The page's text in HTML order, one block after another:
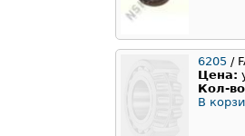
6205 /
Цена:
Кол-
В